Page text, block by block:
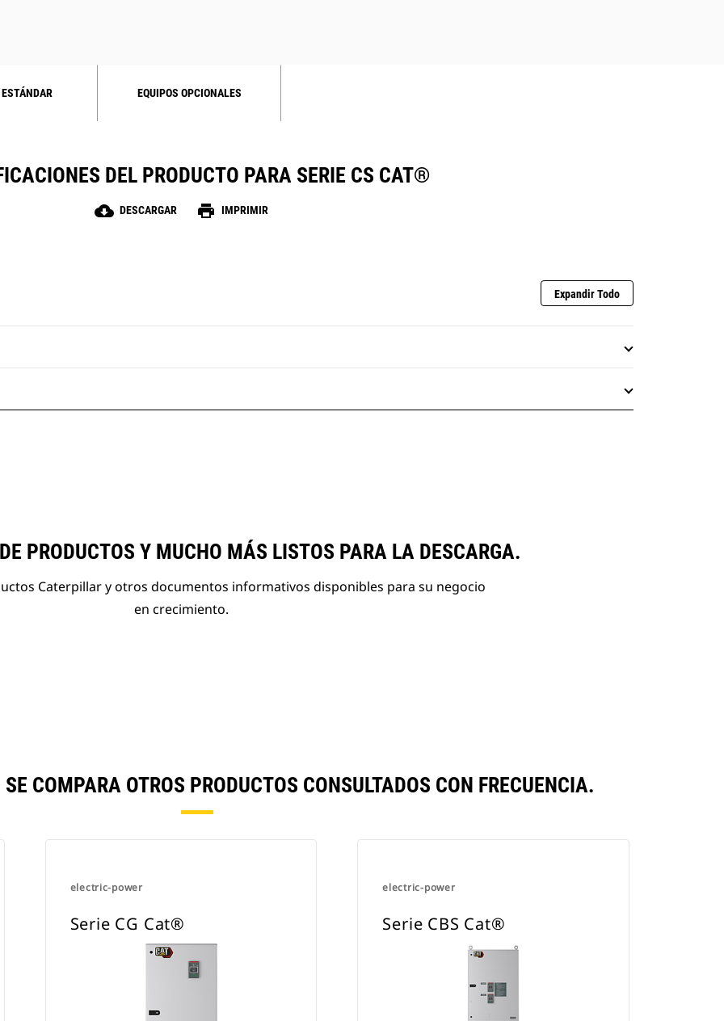
EQUIPOS OPCIONALES
DEL PRODUCTO PARA SERIE CS CAT®
cloud_download DESCARGAR print IMPRIMIR
Expandir Todo
PRODUCTOS Y MUCHO MÁS LISTOS PARA LA DESCARGA.
Caterpillar y otros documentos informativos disponibles para su negocio
en crecimiento.
COMPARA OTROS PRODUCTOS CONSULTADOS CON FRECUENCIA.
electric-power
Serie CG Cat®
electric-power
Serie CBS Cat®